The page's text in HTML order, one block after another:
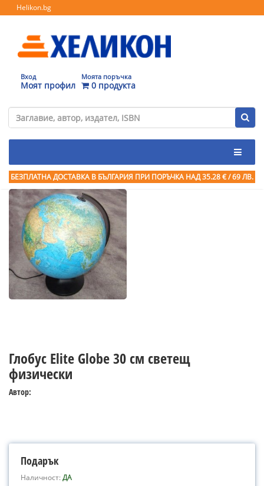
Helikon.bg
Вход
Моят профил
Моята поръчка
0 продукта
БЕЗПЛАТНА ДОСТАВКА В БЪЛГАРИЯ ПРИ ПОРЪЧКА НАД 35.28 € / 69 ЛВ.
Глобус Elite Globe 30 см светещ
физически
Автор:
Подарък
Наличност:ДА